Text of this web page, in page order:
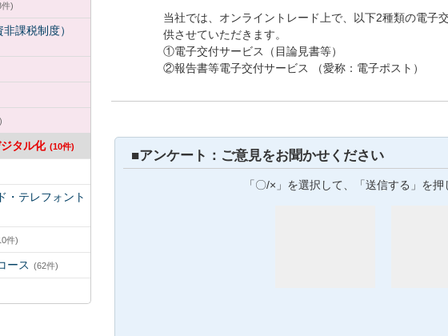
)
課税制度）
タル化 (10件)
・テレフォント
件)
ース (62件)
当社では、オンライントレード上で、以下2種類の電子
供させていただきます。
①電子交付サービス（目論見書等）
②報告書等電子交付サービス （愛称：電子ポスト）
■アンケート：ご意見をお聞かせください
「〇/×」を選択して、「送信する」を押